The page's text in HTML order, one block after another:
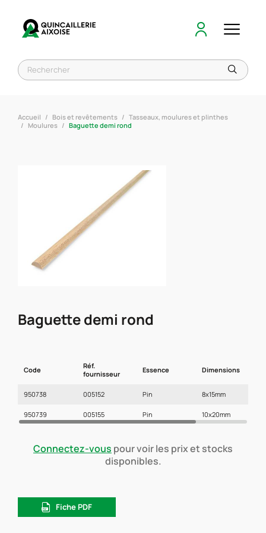
Accueil Bois et revêtements
Tasseaux, moulures et plinthes
Moulures
Baguette demi rond
Baguette demi rond
Code
Réf.
fournisseur
Essence Dimensions
950738 005152 Pin 8x15mm
950739 005155 Pin 10x20mm
Connectez-vous pour voir les prix et stocks
disponibles.
Fiche PDF